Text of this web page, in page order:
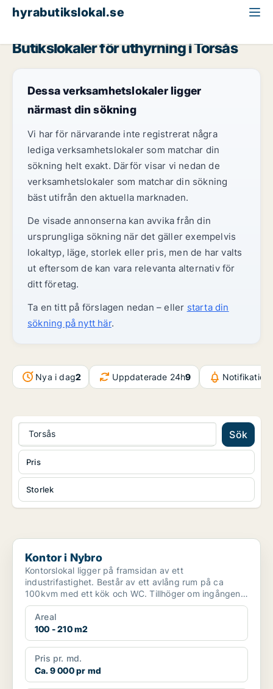
hyrabutikslokal.se
Butikslokaler för uthyrning i Torsås
Dessa verksamhetslokaler ligger
närmast din sökning
Vi har för närvarande inte registrerat några
lediga verksamhetslokaler som matchar din
sökning helt exakt. Därför visar vi nedan de
verksamhetslokaler som matchar din sökning
bäst utifrån den aktuella marknaden.
De visade annonserna kan avvika från din
ursprungliga sökning när det gäller exempelvis
lokaltyp, läge, storlek eller pris, men de har valts
ut eftersom de kan vara relevanta alternativ för
ditt företag.
Ta en titt på förslagen nedan – eller starta din
sökning på nytt här.
Nya i dag2 Uppdaterade 24h9
Torsås Sök
Storlek
Pris
Kontor i Nybro
Kontor i Nybro
Kontorslokal ligger på framsidan av ett
industrifastighet. Består av ett avlång rum på ca
100kvm med ett kök och WC. Tillhöger om ingången
finns 4 st kontor...
Areal
100 - 210 m2
Pris pr. md.
Ca. 9 000 pr md